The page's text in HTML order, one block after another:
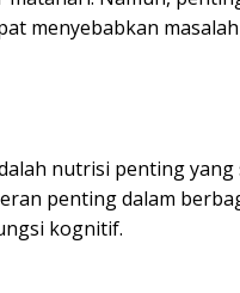
menyebabkan
nutrisi penting yang
penting dalam
kognitif.